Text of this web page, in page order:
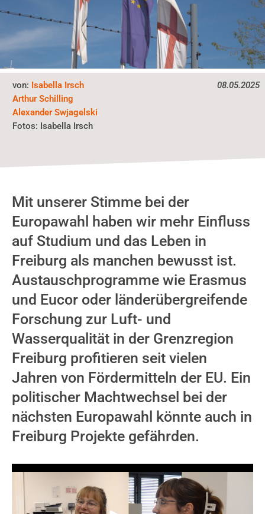
08.05.2025
von: Isabella Irsch
Arthur Schilling
Alexander Swjagelski
Fotos: Isabella Irsch
Mit unserer Stimme bei der
Europawahl haben wir mehr Einfluss
auf Studium und das Leben in
Freiburg als manchen bewusst ist.
Austauschprogramme wie Erasmus
und Eucor oder länderübergreifende
Forschung zur Luft- und
Wasserqualität in der Grenzregion
Freiburg profitieren seit vielen
Jahren von Fördermitteln der EU. Ein
politischer Machtwechsel bei der
nächsten Europawahl könnte auch in
Freiburg Projekte gefährden.
Video-Player überspringen